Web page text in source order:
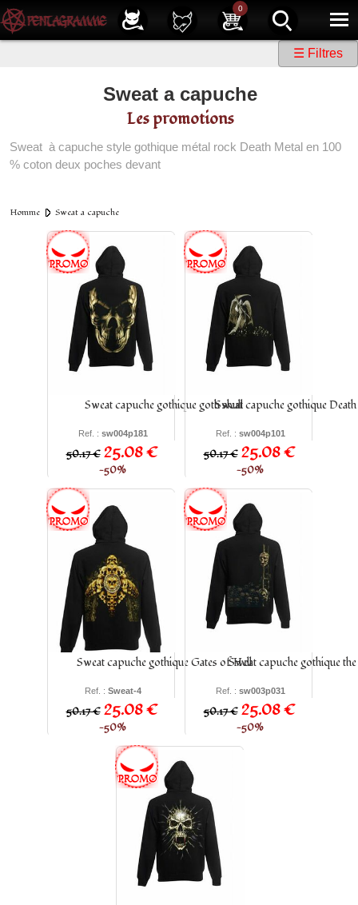
0
Service client 01 40 39 07 94
Newsletter | | Facebook | Instagram
|
☰ Filtres
Sweat a capuche
Les promotions
Sweat à capuche style gothique métal rock Death Metal en 100
% coton deux poches devant
Homme Sweat a capuche
Sweat capuche gothique goth skull
Ref. : sw004p181
50.17 € 25.08 €
−50%
Sweat capuche gothique
Ref. : sw004p101
50.17 € 25.08 €
−50%
Sweat capuche gothique Gates of Hell
Ref. : Sweat-4
50.17 € 25.08 €
−50%
Sweat capuche gothique
Ref. : sw003p031
50.17 € 25.08 €
−50%